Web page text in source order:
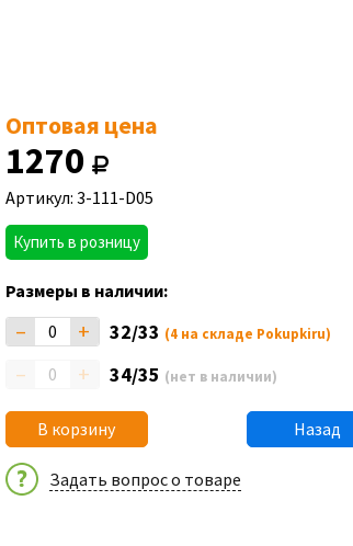
Оптовая цена
1270
Артикул: 3-111-D05
Купить в розницу
Размеры в наличии:
– + 32/33 (4 на складе Pokupkiru)
– + 34/35 (нет в наличии)
В корзину Назад
Задать вопрос о товаре